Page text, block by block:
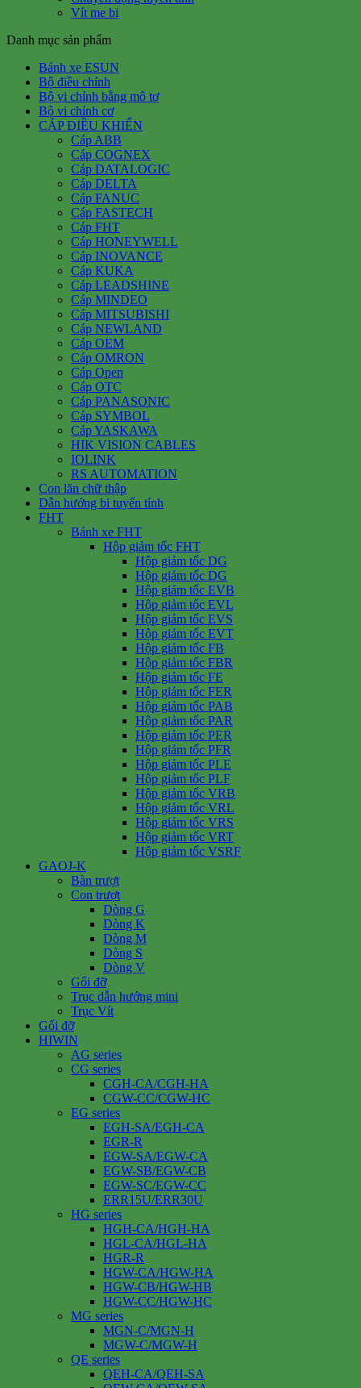
Vít me bi
Danh mục sản phẩm
Bánh xe ESUN
Bộ điều chỉnh
Bộ vi chỉnh bằng mô tơ
Bộ vi chỉnh cơ
CÁP ĐIỀU KHIỂN
Cáp ABB
Cáp COGNEX
Cáp DATALOGIC
Cáp DELTA
Cáp FANUC
Cáp FASTECH
Cáp FHT
Cáp HONEYWELL
Cáp INOVANCE
Cáp KUKA
Cáp LEADSHINE
Cáp MINDEO
Cáp MITSUBISHI
Cáp NEWLAND
Cáp OEM
Cáp OMRON
Cáp Open
Cáp OTC
Cáp PANASONIC
Cáp SYMBOL
Cáp YASKAWA
HIK VISION CABLES
IOLINK
RS AUTOMATION
Con lăn chữ thập
Dẫn hướng bi tuyến tính
FHT
Bánh xe FHT
Hộp giảm tốc FHT
Hộp giảm tốc DG
Hộp giảm tốc DG
Hộp giảm tốc EVB
Hộp giảm tốc EVL
Hộp giảm tốc EVS
Hộp giảm tốc EVT
Hộp giảm tốc FB
Hộp giảm tốc FBR
Hộp giảm tốc FE
Hộp giảm tốc FER
Hộp giảm tốc PAB
Hộp giảm tốc PAR
Hộp giảm tốc PER
Hộp giảm tốc PFR
Hộp giảm tốc PLE
Hộp giảm tốc PLF
Hộp giảm tốc VRB
Hộp giảm tốc VRL
Hộp giảm tốc VRS
Hộp giảm tốc VRT
Hộp giảm tốc VSRF
GAOJ-K
Bàn trượt
Con trượt
Dòng G
Dòng K
Dòng M
Dòng S
Dòng V
Gối đỡ
Trục dẫn hướng mini
Trục Vít
Gối đỡ
HIWIN
AG series
CG series
CGH-CA/CGH-HA
CGW-CC/CGW-HC
EG series
EGH-SA/EGH-CA
EGR-R
EGW-SA/EGW-CA
EGW-SB/EGW-CB
EGW-SC/EGW-CC
ERR15U/ERR30U
HG series
HGH-CA/HGH-HA
HGL-CA/HGL-HA
HGR-R
HGW-CA/HGW-HA
HGW-CB/HGW-HB
HGW-CC/HGW-HC
MG series
MGN-C/MGN-H
MGW-C/MGW-H
QE series
QEH-CA/QEH-SA